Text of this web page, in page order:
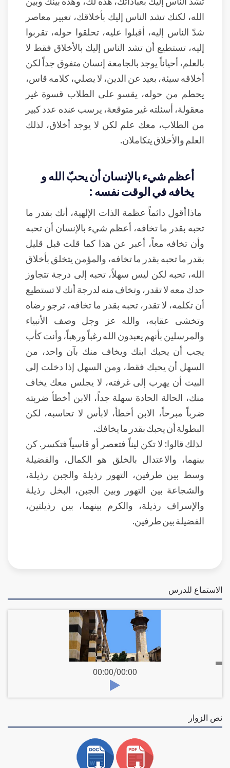
الله، لكنك تشد الناس إليك بأخلاقك، تعبير معاصر
شدّ الناس إليه، أقبلوا عليه، تحلقوا حوله، تقربوا
إليه، تستطيع أن تشد الناس إليك بالأخلاق فقط لا
بالعلم، أحياناً يوجد بالجامعة إنسان متفوق جداً لكن
أخلاقه سيئة، بعيد عن الدين، لا يصلي، كلامه قاس،
يحطم من حوله، يقسو على الطلاب قسوة غير
معقولة، أسئلته غير متوقعة، يرسب عنده عدد كبير
من الطلاب، معك علم لكن لا يوجد أخلاق، لذلك
العلم والأخلاق يتكاملان.
أعظم شيء بالإنسان أن يحبّ الله و
يخافه في الوقت نفسه :
ماذا أقول دائماً عظمة الذات الإلهية، أنك بقدر ما
تحبه بقدر ما تخافه، أعظم شيء بالإنسان أن تحبه
وأن تخافه معاً، أعبر عن هذا كما قلت قبل قليل
بقدر ما تحبه بقدر ما تخافه، والمؤمن يتخلق بأخلاق
الله، تحبه لكن ليس سهلاً، تحبه إلى درجة تتجاوز
حدك معه لا تقدر، وتخاف منه لدرجة أنك لا تستطيع
أن تكلمه، لا تقدر، تحبه بقدر ما تخافه، ترجو رضاه
وتخشى عقابه، والله عز وجل وصف الأنبياء
والمرسلين بأنهم يعبدون الله رغباً ورهباً، وأنت كأب
يجب أن يحبك ابنك ويخاف منك بآن واحد، من
السهل أن يحبك فقط، ومن السهل إذا دخلت إلى
البيت أن يهرب إلى غرفته، لا يجلس معك يخاف
منك، الحالة الحادة سهلة جداً، الابن أخطأ ضربته
ضرباً مبرحاً، الابن أخطأ، لابأس لا تحاسبه، لكن
البطولة أن يحبك بقدر ما يخافك.
لذلك قالوا: لا تكن ليناً فتعصر أو قاسياً فتكسر. كن
بينهما، والاعتدال بالخلق هو الكمال، والفضيلة
وسط بين طرفين، التهور رذيلة والجبن رذيلة،
والشجاعة بين التهور وبين الجبن، البخل رذيلة
والإسراف رذيلة، والكرم بينهما، بين رذيلتين،
الفضيلة بين طرفين.
الاستماع للدرس
00:00/00:00
نص الزوار